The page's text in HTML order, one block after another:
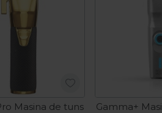
Masina de tuns
Gamma+